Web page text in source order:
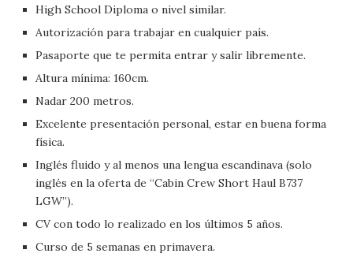
High School Diploma o nivel similar.
Autorización para trabajar en cualquier país.
Pasaporte que te permita entrar y salir libremente.
Altura mínima: 160cm.
Nadar 200 metros.
Excelente presentación personal, estar en buena forma
física.
Inglés fluido y al menos una lengua escandinava (solo
inglés en la oferta de “Cabin Crew Short Haul B737
LGW”).
CV con todo lo realizado en los últimos 5 años.
Curso de 5 semanas en primavera.